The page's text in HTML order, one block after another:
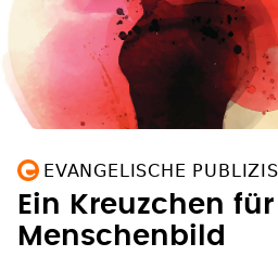
EVANGELISCHE
Ein Kreuzchen
Menschenbild